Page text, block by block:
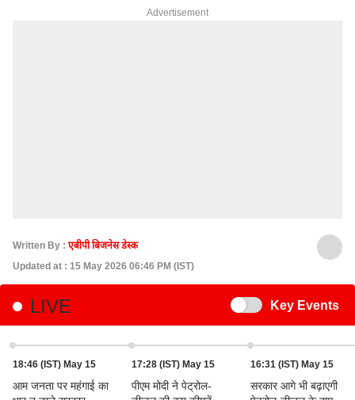
Advertisement
Written By : एबीपी बिजनेस डेस्क
Updated at : 15 May 2026 06:46 PM (IST)
LIVE Key Events
18:46 (IST) May 15
आम जनता पर महंगाई का
17:28 (IST) May 15
पीएम मोदी ने पेट्रोल-
16:31 (IST) May 15
सरकार आगे भी बढ़ाएगी